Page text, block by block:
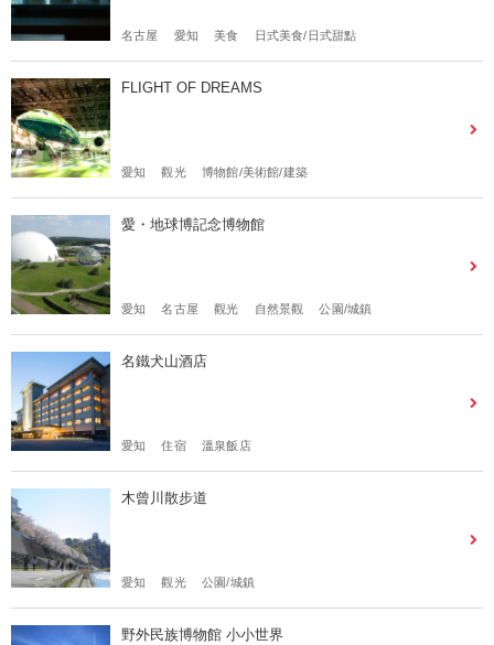
名古屋 愛知 美食 日式美食/日式甜點
FLIGHT OF DREAMS
愛知 觀光 博物館/美術館/建築
愛・地球博記念博物館
愛知 名古屋 觀光 自然景觀 公園/城鎮
名鐵犬山酒店
愛知 住宿 溫泉飯店
木曾川散步道
愛知 觀光 公園/城鎮
野外民族博物館 小小世界